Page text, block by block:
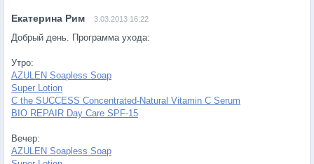
3.03.2013 16:22
Добрый день. Программа ухода:
Утро:
AZULEN Soapless Soap
Super Lotion
C the SUCCESS Concentrated-Natural Vitamin C Serum
BIO REPAIR Day Care SPF-15
Вечер:
AZULEN Soapless Soap